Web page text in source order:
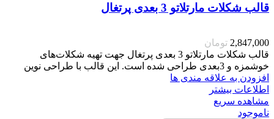
قالب شکلات مارتلاتو 3 بعدی پرتغال
2,847,000 تومان
قالب شکلات مارتلاتو 3 بعدی پرتغال جهت تهیه شکلات‌های
خوشمزه و 3بعدی طراحی شده است. این قالب با طراحی نوین
افزودن به علاقه مندی ها
اطلاعات بیشتر
مشاهده سریع
ناموجود